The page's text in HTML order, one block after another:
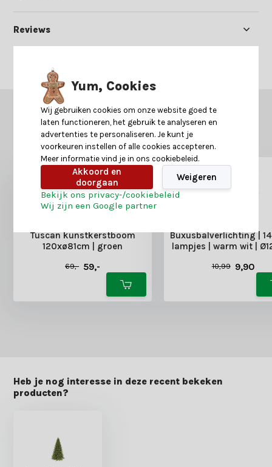
Reviews
GERELATEERDE PRODUCTEN
Misschien is dit ook iets voor je?
Tuscan kunstkerstboom
120xø81cm | groen
69,- 59,-
Buxusbalverlichting |
lampjes | warm wit |
10,99 9,90
Heb je nog interesse in deze recent bekeken
producten?
Yum, Cookies
Wij gebruiken cookies om onze website goed te
laten functioneren, het gebruik te analyseren en
advertenties te personaliseren. Je kunt je
voorkeuren instellen of alle cookies accepteren.
Meer informatie vind je in ons cookiebeleid.
Akkoord en
doorgaan
Weigeren
Bekijk ons privacy-/cookiebeleid
Wij zijn een Google partner